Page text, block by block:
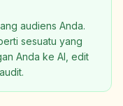
audiens Anda.
sesuatu yang
Anda ke AI, edit